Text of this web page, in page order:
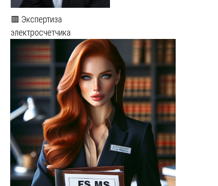
🟥 Экспертиза
электросчетчика